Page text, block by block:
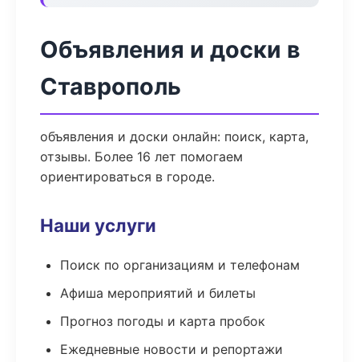
Объявления и доски в
Ставрополь
объявления и доски онлайн: поиск, карта,
отзывы. Более 16 лет помогаем
ориентироваться в городе.
Наши услуги
Поиск по организациям и телефонам
Афиша мероприятий и билеты
Прогноз погоды и карта пробок
Ежедневные новости и репортажи